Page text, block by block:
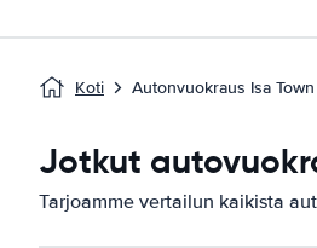
Koti Autonvuokraus Isa Town
Jotkut
Tarjoamme vertailun kaikista